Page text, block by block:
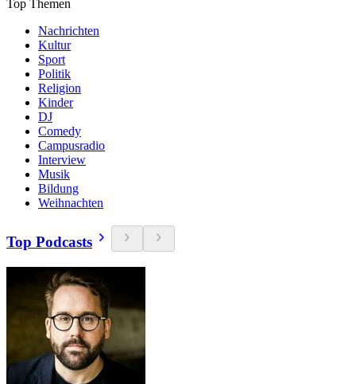
Top Themen
Nachrichten
Kultur
Sport
Politik
Religion
Kinder
DJ
Comedy
Campusradio
Interview
Musik
Bildung
Weihnachten
Top Podcasts